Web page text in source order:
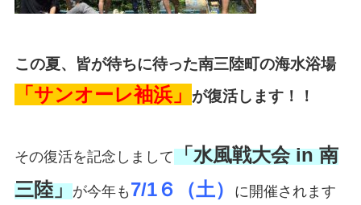
この夏、皆が待ちに待った南三陸町の海水浴場
「サンオーレ袖浜」 が復活します！！
その復活を記念しまして「水風戦大会 in 南
三陸」が今年も 7/1６（土）
に開催されます